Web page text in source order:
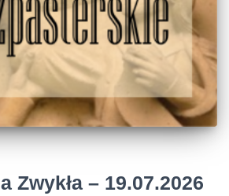
Zwykła – 19.07.2026